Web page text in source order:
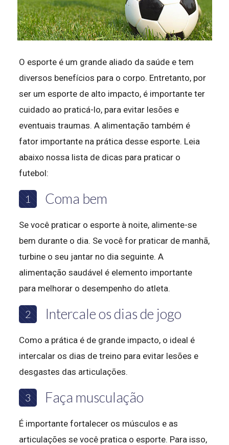
O esporte é um grande aliado da saúde e tem
diversos benefícios para o corpo. Entretanto, por
ser um esporte de alto impacto, é importante ter
cuidado ao praticá-lo, para evitar lesões e
eventuais traumas. A alimentação também é
fator importante na prática desse esporte. Leia
abaixo nossa lista de dicas para praticar o
futebol:
1 Coma bem
Se você praticar o esporte à noite, alimente-se
bem durante o dia. Se você for praticar de manhã,
turbine o seu jantar no dia seguinte. A
alimentação saudável é elemento importante
para melhorar o desempenho do atleta.
2 Intercale os dias de jogo
Como a prática é de grande impacto, o ideal é
intercalar os dias de treino para evitar lesões e
desgastes das articulações.
3 Faça musculação
É importante fortalecer os músculos e as
articulações se você pratica o esporte. Para isso,